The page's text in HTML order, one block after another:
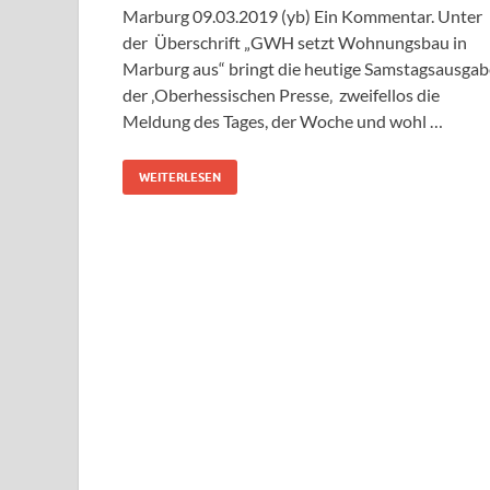
Marburg 09.03.2019 (yb) Ein Kommentar. Unter
der Überschrift „GWH setzt Wohnungsbau in
Marburg aus“ bringt die heutige
der ‚Oberhessischen Presse‚ zweifellos die
Meldung des Tages, der Woche und wohl …
WEITERLESEN